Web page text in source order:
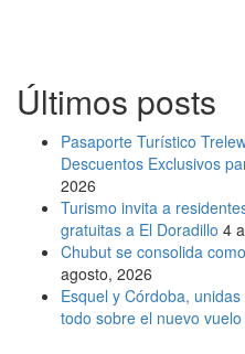
Últimos posts
Pasaporte Turístico
Descuentos Exclusivos
2026
Turismo invita a
gratuitas a El Doradillo 4
Chubut se consolida
agosto, 2026
Esquel y Córdoba,
todo sobre el nuevo